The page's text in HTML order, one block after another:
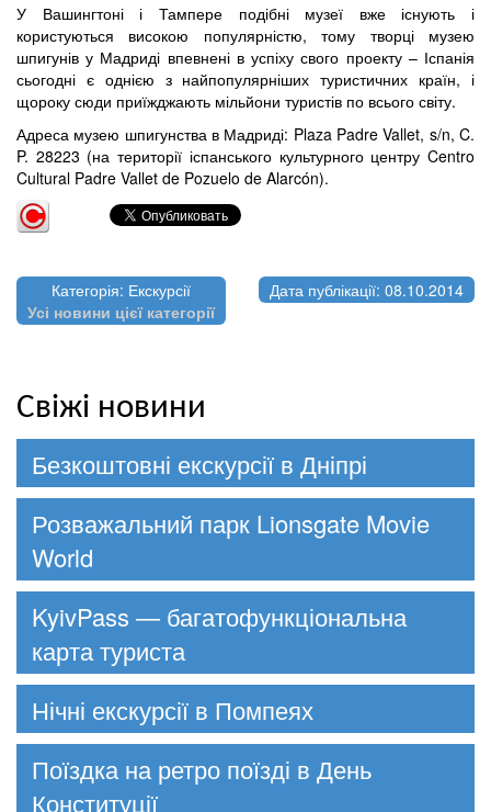
У Вашингтоні і Тампере подібні музеї вже існують і
користуються високою популярністю, тому творці музею
шпигунів у Мадриді впевнені в успіху свого проекту – Іспанія
сьогодні є однією з найпопулярніших туристичних країн, і
щороку сюди приїжджають мільйони туристів по всього світу.
Адреса музею шпигунства в Мадриді: Plaza Padre Vallet, s/n, C.
P. 28223 (на території іспанського культурного центру Centro
Cultural Padre Vallet de Pozuelo de Alarcón).
Категорія: Екскурсії
Усі новини цієї категорії
Дата публікації: 08.10.2014
Свіжі новини
Безкоштовні екскурсії в Дніпрі
Розважальний парк Lionsgate Movie
World
KyivPass — багатофункціональна
карта туриста
Нічні екскурсії в Помпеях
Поїздка на ретро поїзді в День
Конституції